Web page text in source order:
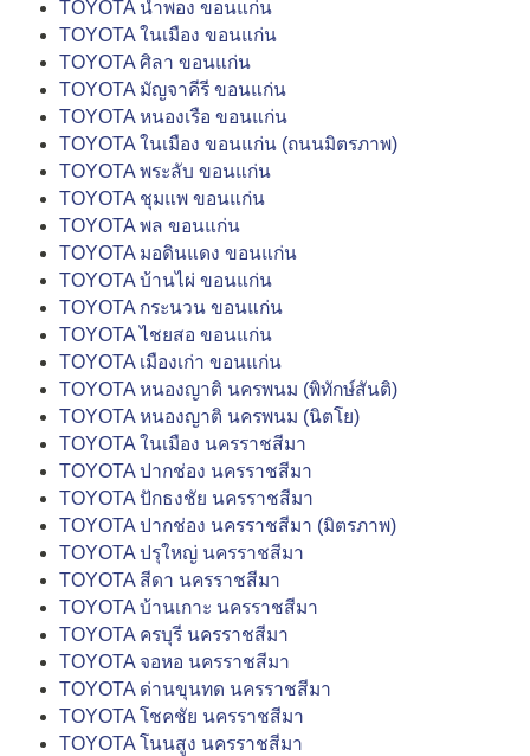
TOYOTA น้ำพอง ขอนแก่น
TOYOTA ในเมือง ขอนแก่น
TOYOTA ศิลา ขอนแก่น
TOYOTA มัญจาคีรี ขอนแก่น
TOYOTA หนองเรือ ขอนแก่น
TOYOTA ในเมือง ขอนแก่น (ถนนมิตรภาพ)
TOYOTA พระลับ ขอนแก่น
TOYOTA ชุมแพ ขอนแก่น
TOYOTA พล ขอนแก่น
TOYOTA มอดินแดง ขอนแก่น
TOYOTA บ้านไผ่ ขอนแก่น
TOYOTA กระนวน ขอนแก่น
TOYOTA ไชยสอ ขอนแก่น
TOYOTA เมืองเก่า ขอนแก่น
TOYOTA หนองญาติ นครพนม (พิทักษ์สันติ)
TOYOTA หนองญาติ นครพนม (นิตโย)
TOYOTA ในเมือง นครราชสีมา
TOYOTA ปากช่อง นครราชสีมา
TOYOTA ปักธงชัย นครราชสีมา
TOYOTA ปากช่อง นครราชสีมา (มิตรภาพ)
TOYOTA ปรุใหญ่ นครราชสีมา
TOYOTA สีดา นครราชสีมา
TOYOTA บ้านเกาะ นครราชสีมา
TOYOTA ครบุรี นครราชสีมา
TOYOTA จอหอ นครราชสีมา
TOYOTA ด่านขุนทด นครราชสีมา
TOYOTA โชคชัย นครราชสีมา
TOYOTA โนนสูง นครราชสีมา